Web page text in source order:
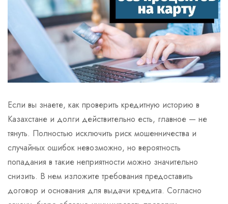
Если вы знаете, как проверить кредитную историю в
Казахстане и долги действительно есть, главное — не
тянуть. Полностью исключить риск мошенничества и
случайных ошибок невозможно, но вероятность
попадания в такие неприятности можно значительно
снизить. В нем изложите требования предоставить
договор и основания для выдачи кредита. Согласно